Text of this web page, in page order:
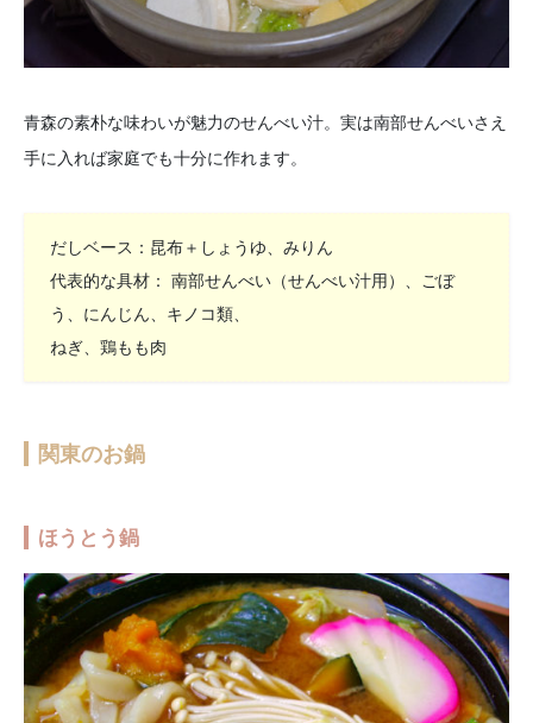
青森の素朴な味わいが魅力のせんべい汁。実は南部せんべいさえ
手に入れば家庭でも十分に作れます。
だしベース：昆布＋しょうゆ、みりん
代表的な具材： 南部せんべい（せんべい汁用）、ごぼ
う、にんじん、キノコ類、
ねぎ、鶏もも肉
関東のお鍋
ほうとう鍋